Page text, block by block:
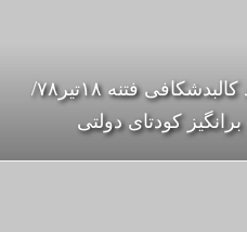
فتنه خوانی=>مهم: مستند کالبدشکافی فتنه ۱۸تير۷۸/
کودتای دولتی